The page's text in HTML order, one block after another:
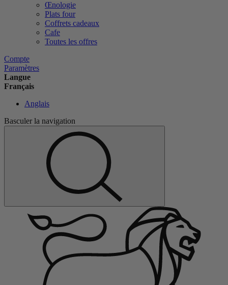
Œnologie
Plats four
Coffrets cadeaux
Cafe
Toutes les offres
Compte
Paramètres
Langue
Français
Anglais
Basculer la navigation